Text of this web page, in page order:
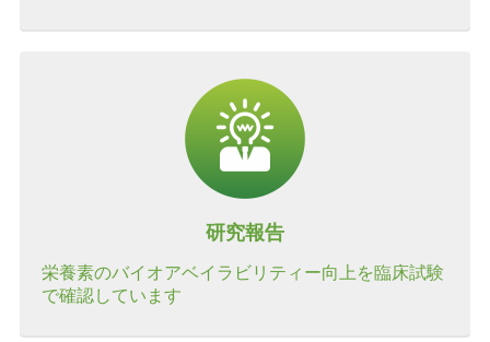
研究報告
栄養素のバイオアベイラビリティー向上を臨床試験
で確認しています